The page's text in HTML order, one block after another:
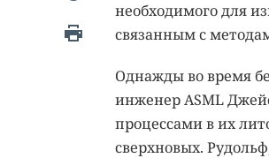
необходимого для
связанным с
Однажды во время
инженер ASML
процессами в их
сверхновых.